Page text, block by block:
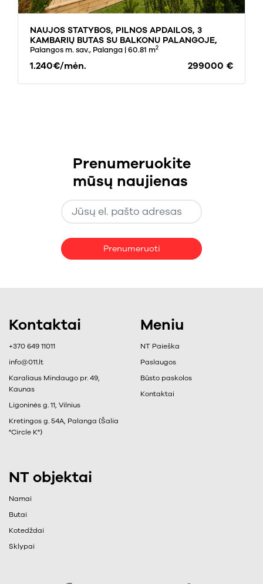
NAUJOS STATYBOS, PILNOS APDAILOS, 3
KAMBARIŲ BUTAS SU BALKONU PALANGOJE,
VĖŽIŲ GATVĖJE
Palangos m. sav., Palanga | 60.81 m2
1.240€/mėn. 299000 €
Kontaktai
+370 649 11011
info@011.lt
Karaliaus Mindaugo pr. 49,
Kaunas
Ligoninės g. 11, Vilnius
Kretingos g. 54A, Palanga (Šalia
"Circle K")
Meniu
NT Paieška
Paslaugos
Būsto paskolos
Kontaktai
NT objektai
Namai
Butai
Kotedždai
Sklypai
Prenumeruokite
mūsų naujienas
Prenumeruoti